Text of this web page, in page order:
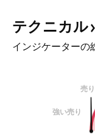
テクニカル
インジケーターの
売り
強い売り